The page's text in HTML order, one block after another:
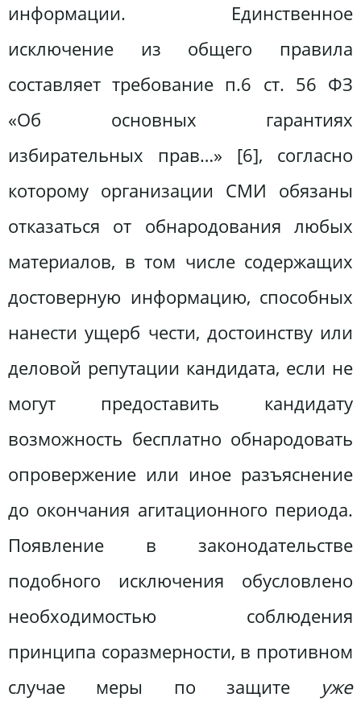
информации. Единственное
исключение из общего правила
составляет требование п.6 ст. 56 ФЗ
«Об основных гарантиях
избирательных прав…» [6], согласно
которому организации СМИ обязаны
отказаться от обнародования любых
материалов, в том числе содержащих
достоверную информацию, способных
нанести ущерб чести, достоинству или
деловой репутации кандидата, если не
могут предоставить кандидату
возможность бесплатно обнародовать
опровержение или иное разъяснение
до окончания агитационного периода.
Появление в законодательстве
подобного исключения обусловлено
необходимостью соблюдения
принципа соразмерности, в противном
случае меры по защите уже